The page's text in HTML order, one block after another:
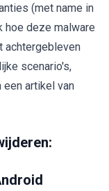
(met name in
hoe deze malware
achtergebleven
scenario's,
artikel van